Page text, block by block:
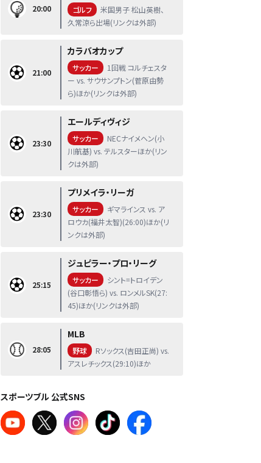
20:00 ゴルフ
米国男子 松山英樹、
久常涼ら出場(リンクは外部)
21:00
カラバオカップ
サッカー
1回戦 コルチェスタ
ー vs. サウサンプトン(菅原由勢
ら)ほか(リンクは外部)
23:30
エールディヴィジ
サッカー
NECナイメヘン(小
川航基) vs. テルスターほか(リン
クは外部)
23:30
プリメイラ・リーガ
サッカー
ギマラインス vs. ア
ロウカ(福井太智)(26:00)ほか(リ
ンクは外部)
25:15
ジュピラー・プロ・リーグ
サッカー
シント=トロイデン
(谷口彰悟ら) vs. ロンメルSK(27:
45)ほか(リンクは外部)
28:05
MLB
野球
Rソックス(吉田正尚) vs.
アスレチックス(29:10)ほか
スポーツブル 公式SNS